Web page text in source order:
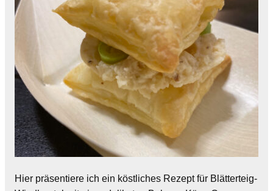
Hier präsentiere ich ein köstliches Rezept für Blätterteig-